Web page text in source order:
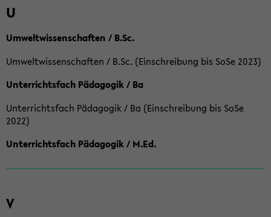
U
Umweltwissenschaften / B.Sc.
Umweltwissenschaften / B.Sc. (Einschreibung bis SoSe 2023)
Unterrichtsfach Pädagogik / Ba
Unterrichtsfach Pädagogik / Ba (Einschreibung bis SoSe
2022)
Unterrichtsfach Pädagogik / M.Ed.
V